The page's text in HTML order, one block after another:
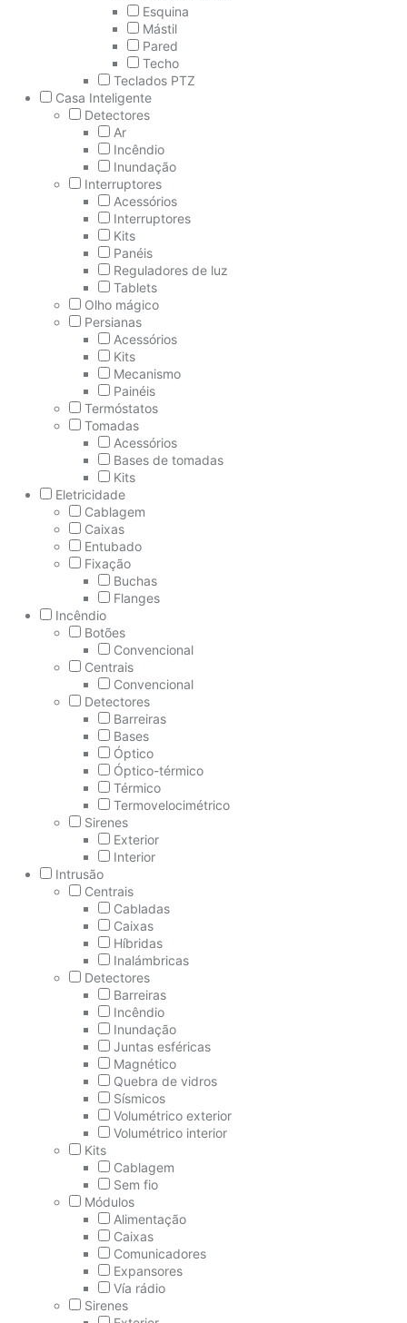
Esquina
Mástil
Pared
Techo
Teclados PTZ
Casa Inteligente
Detectores
Ar
Incêndio
Inundação
Interruptores
Acessórios
Interruptores
Kits
Panéis
Reguladores de luz
Tablets
Olho mágico
Persianas
Acessórios
Kits
Mecanismo
Painéis
Termóstatos
Tomadas
Acessórios
Bases de tomadas
Kits
Eletricidade
Cablagem
Caixas
Entubado
Fixação
Buchas
Flanges
Incêndio
Botões
Convencional
Centrais
Convencional
Detectores
Barreiras
Bases
Óptico
Óptico-térmico
Térmico
Termovelocimétrico
Sirenes
Exterior
Interior
Intrusão
Centrais
Cabladas
Caixas
Híbridas
Inalámbricas
Detectores
Barreiras
Incêndio
Inundação
Juntas esféricas
Magnético
Quebra de vidros
Sísmicos
Volumétrico exterior
Volumétrico interior
Kits
Cablagem
Sem fio
Módulos
Alimentação
Caixas
Comunicadores
Expansores
Vía rádio
Sirenes